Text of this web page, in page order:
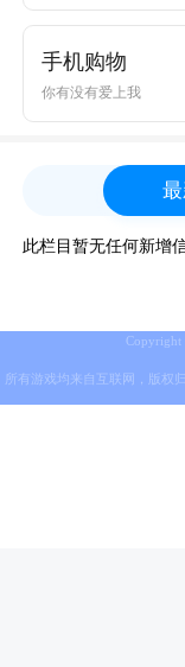
手机购物
你有没有爱上我
办公管理
你有没有爱上我
此栏目暂无任何新增
所有游戏均来自互联网，版权